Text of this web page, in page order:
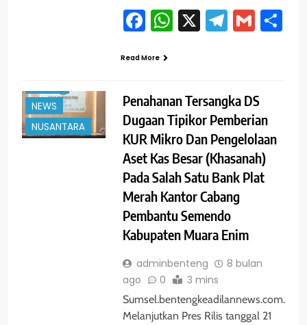
Facebook
WhatsApp
X
Read More
NEWS
NUSANTARA
Penahanan Tersangka DS
Dugaan Tipikor Pemberian
KUR Mikro Dan Pengelolaan
Aset Kas Besar (Khasanah)
Pada Salah Satu Bank Plat
Merah Kantor Cabang
Pembantu Semendo
Kabupaten Muara Enim
adminbenteng
8 bulan
ago
0 3 mins
Sumsel.bentengkeadilannews.com.
Melanjutkan Pres Rilis tanggal 21